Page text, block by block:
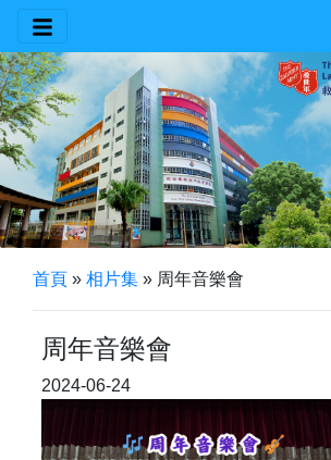
首頁 » 相片集 » 周年音樂會
周年音樂會
2024-06-24